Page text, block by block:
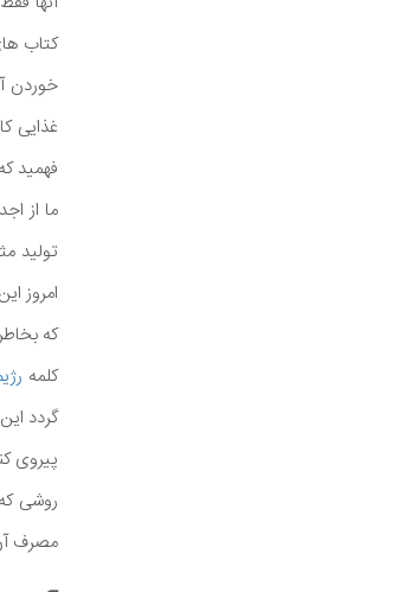
کتاب
خوردن
غذایی
فهمید
ما از
تولید
امروز
که
کلمه
گردد
پیروی
روشی
مصرف